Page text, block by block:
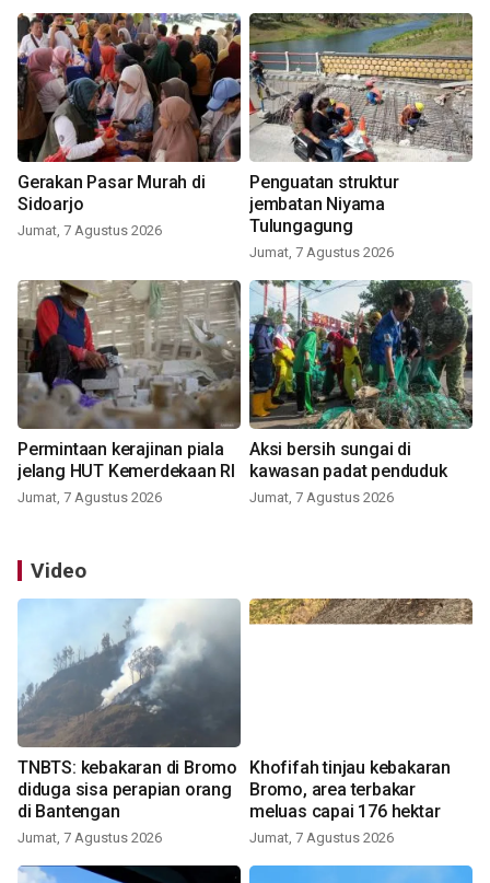
Gerakan Pasar Murah di
Sidoarjo
Jumat, 7 Agustus 2026
Penguatan struktur
jembatan Niyama
Tulungagung
Jumat, 7 Agustus 2026
Permintaan kerajinan piala
jelang HUT Kemerdekaan RI
Jumat, 7 Agustus 2026
Aksi bersih sungai di
kawasan padat penduduk
Jumat, 7 Agustus 2026
Video
TNBTS: kebakaran di Bromo
diduga sisa perapian orang
di Bantengan
Jumat, 7 Agustus 2026
Khofifah tinjau kebakaran
Bromo, area terbakar
meluas capai 176 hektar
Jumat, 7 Agustus 2026